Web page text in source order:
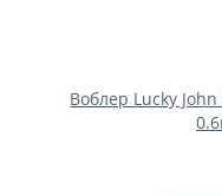
Воблер Lucky